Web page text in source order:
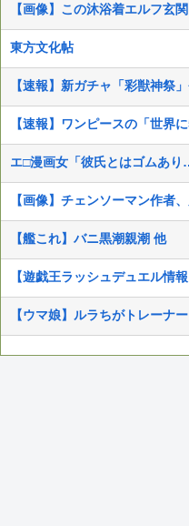
【画像】この沐浴着エルフ玄
東方文化帖
【速報】新ガチャ「彩獣神祭
【画像】チェンソーマン作者
【艦これ】バニ黒潮親潮 他